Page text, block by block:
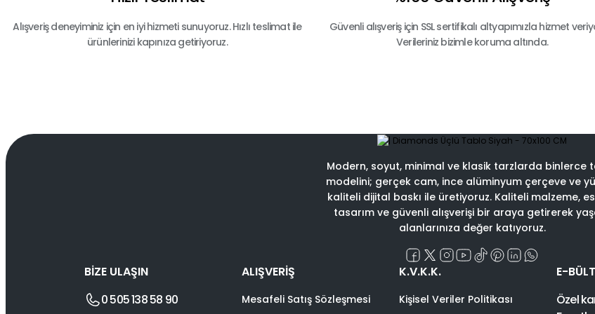
Alışveriş deneyiminiz için en iyi hizmeti sunuyoruz. Hızlı teslimat ile
ürünlerinizi kapınıza getiriyoruz.
Güvenli alışveriş için SSL sertifikalı altyapımızla hizmet
Verileriniz bizimle koruma altında.
Modern, soyut, minimal ve klasik tarzlarda binlerce
modelini; gerçek cam, ince alüminyum çerçeve ve
kaliteli dijital baskı ile üretiyoruz. Kaliteli malzeme,
tasarım ve güvenli alışverişi bir araya getirerek
alanlarınıza değer katıyoruz.
BİZE ULAŞIN
0 505 138 58 90
ALIŞVERİŞ
Mesafeli Satış Sözleşmesi
K.V.K.K.
Kişisel Veriler Politikası
E-
Özel